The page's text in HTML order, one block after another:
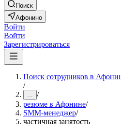
Поиск
Афонино
Войти
Войти
Зарегистрироваться
Поиск сотрудников в
/
... /
резюме в Афонине/
SMM-менеджер/
частичная занятость